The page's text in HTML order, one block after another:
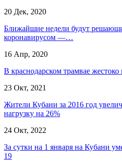
20 Дек, 2020
Ближайшие недели будут
коронавирусом —…
16 Апр, 2020
В краснодарском трамвае жестоко
23 Окт, 2021
Жители Кубани за 2016 год
нагрузку на 26%
24 Окт, 2022
За сутки на 1 января на Кубани
19